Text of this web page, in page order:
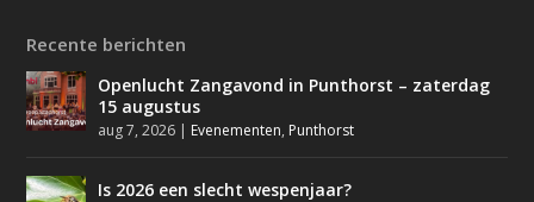
Recente berichten
Openlucht Zangavond in Punthorst – zaterdag
15 augustus
aug 7, 2026 | Evenementen, Punthorst
Is 2026 een slecht wespenjaar?